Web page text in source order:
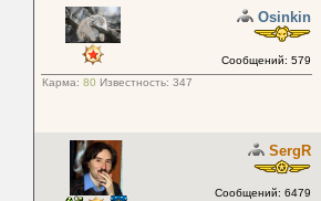
Osinkin
Сообщений: 579
Карма: 80 Известность: 347
SergR
Сообщений: 6479